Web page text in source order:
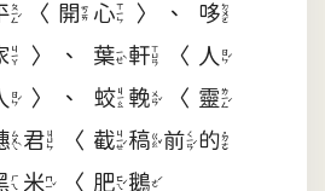
〈開心〉、哆
〉、葉軒〈人
〉、蛟輓〈靈
君〈截稿前的
米〈肥鵝